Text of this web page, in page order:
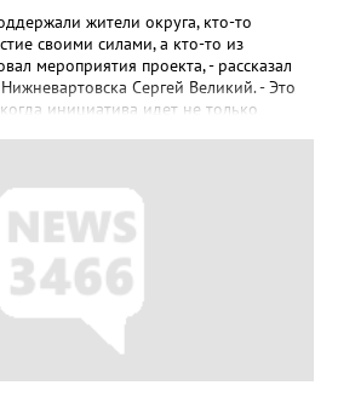
жители округа, кто-то
своими силами, а кто-то из
мероприятия проекта, - рассказал
Сергей Великий. - Это
инициатива идет не только